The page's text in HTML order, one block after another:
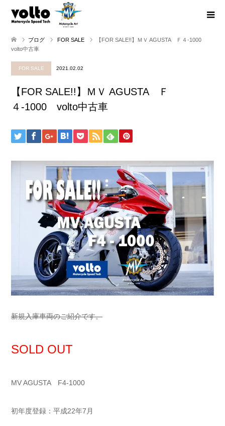
ブログ FOR SALE
【FOR SALE!!】ＭＶ AGUSTA Ｆ４-1000
volto中古車
FOR SALE 2021.02.02
【FOR SALE!!】ＭＶ AGUSTA Ｆ
４-1000 volto中古車
新規入庫車両のご紹介です。
SOLD OUT
MV AGUSTA F4-1000
初年度登録：平成22年7月